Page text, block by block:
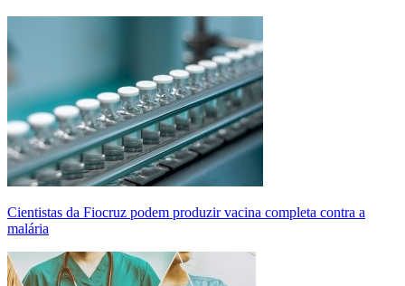
Cientistas da Fiocruz podem produzir vacina completa contra a
malária